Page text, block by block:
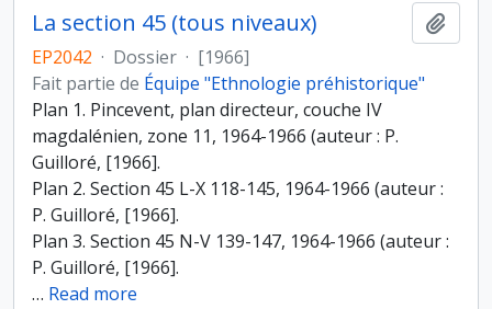
La section 45 (tous niveaux)
EP2042 · Dossier · [1966]
Fait partie de Équipe "Ethnologie préhistorique"
Plan 1. Pincevent, plan directeur, couche IV
magdalénien, zone 11, 1964-1966 (auteur : P.
Guilloré, [1966].
Plan 2. Section 45 L-X 118-145, 1964-1966 (auteur :
P. Guilloré, [1966].
Plan 3. Section 45 N-V 139-147, 1964-1966 (auteur :
P. Guilloré, [1966].
… Read more